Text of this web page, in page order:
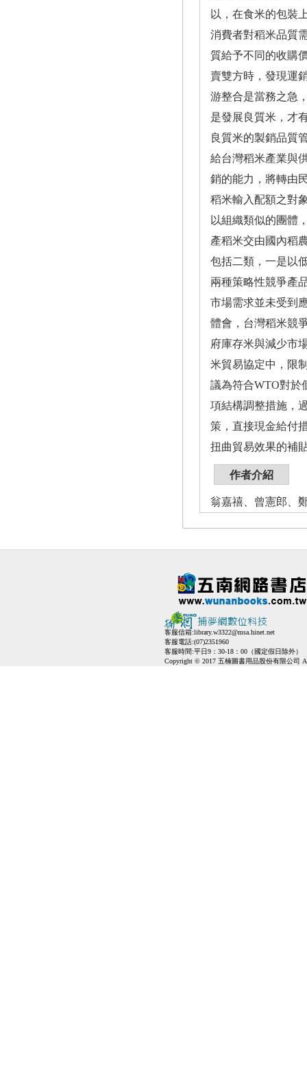
以，在食米的包裝
消費者對稻米品質
質給予不同的收購
賣雙方時，發現運
游整合是當務之急
是發展良質米，才
良質米的製銷品質
給台灣稻米產業與
銷的能力，將轉由
稻米輸入配額之對
以組織類似的團體
產稻米交由國內稻
包括二類，一是以
兩種策略性競爭產
市場需求並未受到
體會，台灣稻米競
府庫存米與減少市
米貿易協定中，限
議為符合WTO對於
項結構調整措施，
策，直接現金給付
扭曲貿易效果的補
作者介紹
翁嘉禧、曾憲郎、
客服信箱:library.w3322@msa.hinet.net
客服電話:(07)2351960
客服時間:平日9：30-18：00（國定假日除外）
Copyright © 2017 五楠圖書用品股份有限公司